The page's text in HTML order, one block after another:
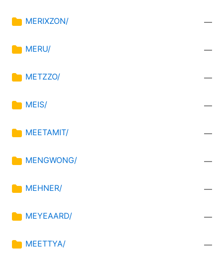
MERIXZON/ —
MERU/ —
METZZO/ —
MEIS/ —
MEETAMIT/ —
MENGWONG/ —
MEHNER/ —
MEYEAARD/ —
MEETTYA/ —